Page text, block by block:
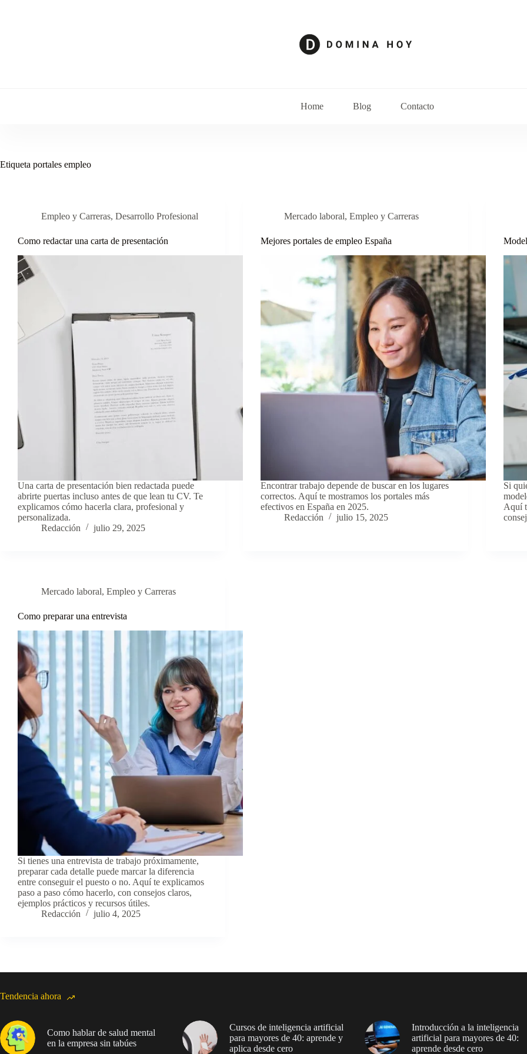
Home Blog Contacto
Etiqueta portales empleo
Empleo y Carreras, Desarrollo Profesional
Como redactar una carta de presentación
Una carta de presentación bien redactada puede
abrirte puertas incluso antes de que lean tu CV. Te
explicamos cómo hacerla clara, profesional y
personalizada.
Redacción
julio 29, 2025
Mercado laboral,Empleo y Carreras
Mejores portales de empleo España
Encontrar trabajo depende de buscar en los lugares
correctos. Aquí te mostramos los portales más
efectivos en España en 2025.
Redacción
julio 15, 2025
Si
Aquí
Mercado laboral, Empleo y Carreras
Como preparar una entrevista
Si tienes una entrevista de trabajo próximamente,
preparar cada detalle puede marcar la diferencia
entre conseguir el puesto o no. Aquí te explicamos
paso a paso cómo hacerlo, con consejos claros,
ejemplos prácticos y recursos útiles.
Redacción
julio 4, 2025
Tendencia ahora
Como hablar de salud mental
en la empresa sin tabúes
Cursos de inteligencia artificial
para mayores de 40: aprende y
aplica desde cero
Introducción a la inteligencia
artificial para mayores de 40:
aprende desde cero